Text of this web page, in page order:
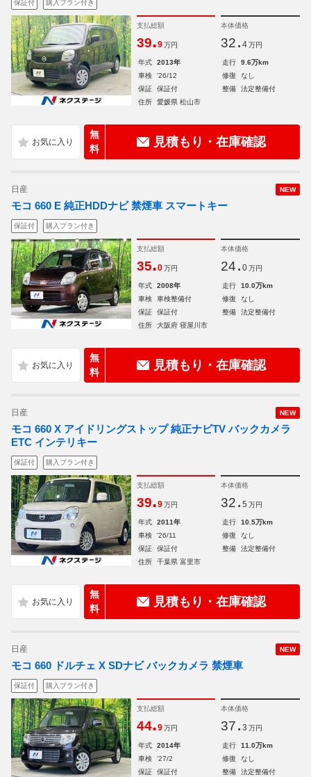
保証付 購入プラン付き
支払総額
39.9 万円
本体価格
32. 4 万円
年式 2013年 走行
9.6万km
車検
'26/12 修復
なし
保証
保証付 整備
法定整備付
住所
愛媛県 松山市
無
料
見積もり・在庫確認
NEW
日産
モコ 660 E 純正HDDナビ 禁煙車 スマートキー
保証付 購入プラン付き
支払総額
35.0 万円
本体価格
24. 0 万円
年式 2008年 走行
10.0万km
車検
車検整備付 修復
なし
保証
保証付 整備
法定整備付
住所
大阪府 寝屋川市
無
料
見積もり・在庫確認
NEW
日産
モコ 660 X アイドリングストップ 純正ナビTV バックカメラ
ETC インテリキー
保証付 購入プラン付き
支払総額
39.9 万円
本体価格
32. 5 万円
年式 2011年 走行
10.5万km
車検
'26/11 修復
なし
保証
保証付 整備
法定整備付
住所
千葉県 富里市
無
料
見積もり・在庫確認
NEW
日産
モコ 660 ドルチェ X SDナビ バックカメラ 禁煙車
保証付 購入プラン付き
支払総額
44.9 万円
本体価格
37. 3 万円
年式 2014年 走行
11.0万km
車検
'27/2 修復
なし
保証
保証付 整備
法定整備付